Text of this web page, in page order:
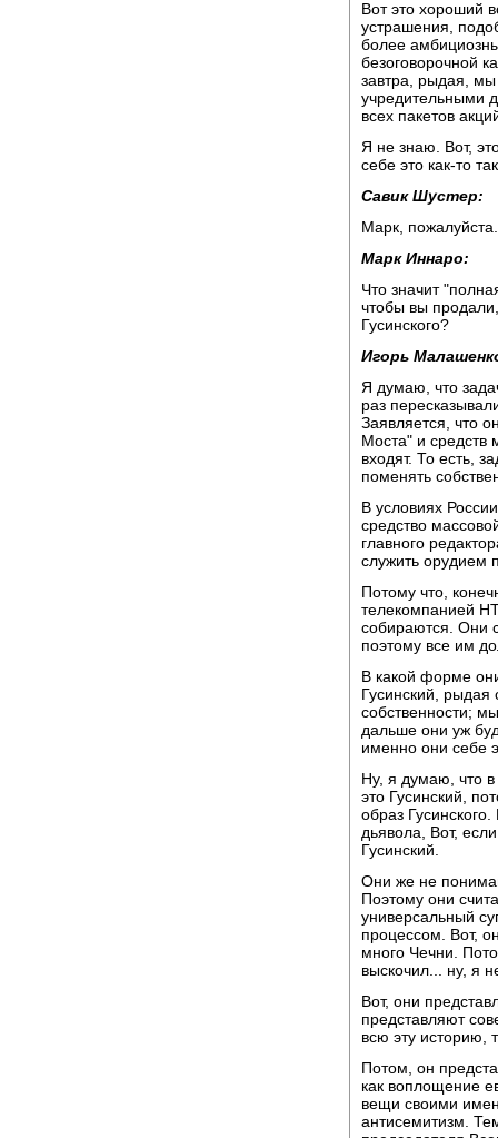
Вот это хороший
устрашения,
более
безоговорочной
завтра, рыдая,
учредительными
всех пакетов
Я не знаю. Вот,
себе это как-то
Савик Шустер:
Марк, пожалуйста.
Марк Иннаро:
Что значит
чтобы вы продали,
Гусинского?
Игорь
Я думаю, что
раз
Заявляется, что
Моста" и
входят. То есть,
поменять
В условиях
средство
главного
служить орудием
Потому что,
телекомпанией
собираются. Они
поэтому все им
В какой форме
Гусинский, рыдая
собственности;
дальше они уж
именно они себе
Ну, я думаю, что
это Гусинский,
образ
дьявола, Вот,
Гусинский.
Они же не
Поэтому они
универсальный
процессом. Вот,
много Чечни.
выскочил... ну, я
Вот, они
представляют
всю эту историю,
Потом, он
как воплощение
вещи своими
антисемитизм.